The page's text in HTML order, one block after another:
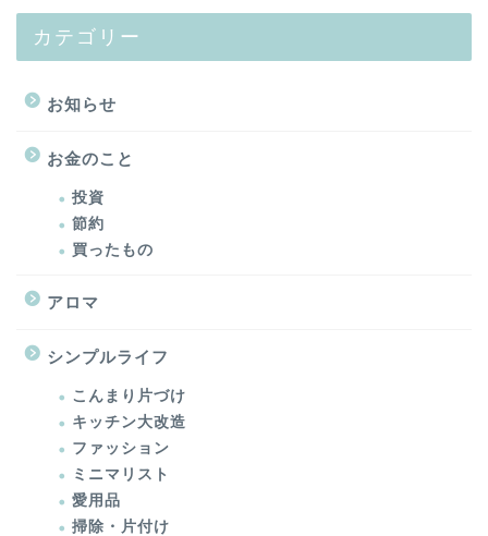
カテゴリー
お知らせ
お金のこと
投資
節約
買ったもの
アロマ
シンプルライフ
こんまり片づけ
キッチン大改造
ファッション
ミニマリスト
愛用品
掃除・片付け